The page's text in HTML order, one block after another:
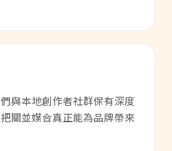
與本地創作者社群保有深度
關並媒合真正能為品牌帶來